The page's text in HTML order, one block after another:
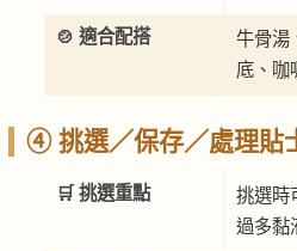
🍲 適合配搭
牛骨湯
底、咖
④ 挑選／保存／處理貼
🛒 挑選重點
挑選時
過多黏